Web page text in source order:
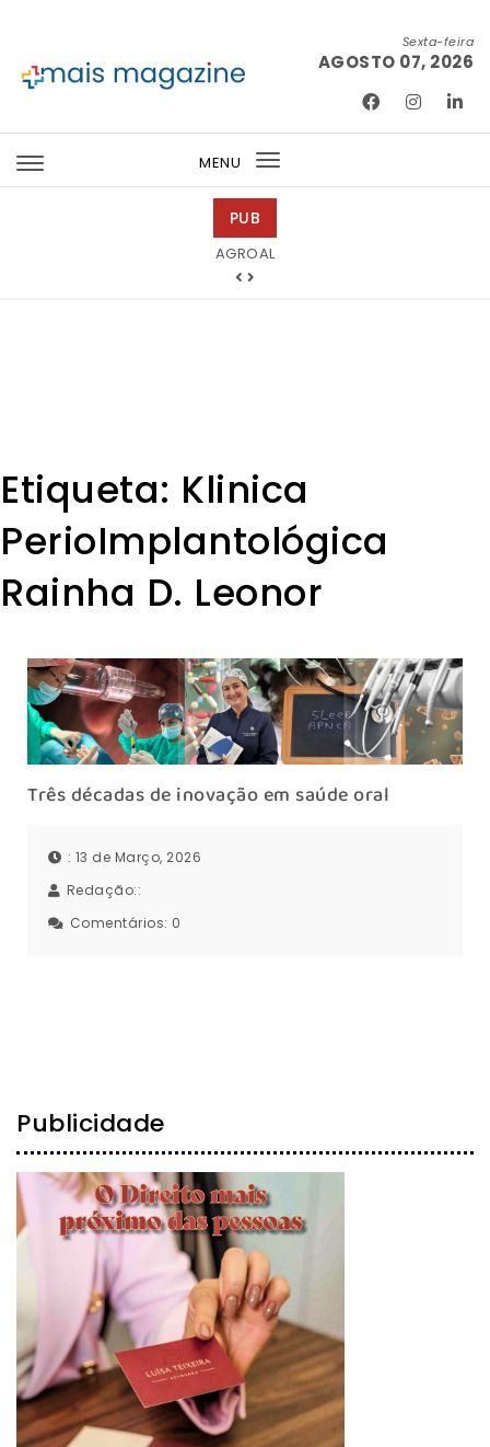
Sexta-feira
AGOSTO 07, 2026
MENU
Toggle
PUB
AGROAL
Tintas 2000
Etiqueta: Klinica
PerioImplantológica
Rainha D. Leonor
Três décadas de inovação em saúde oral
: 13 de Março, 2026
Redação::
Comentários: 0
Publicidade